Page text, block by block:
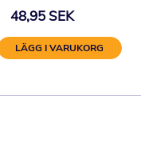
48,95 SEK
LÄGG I VARUKORG